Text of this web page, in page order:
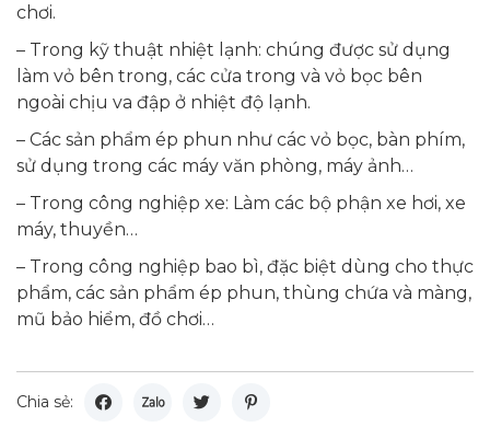
chơi.
– Trong kỹ thuật nhiệt lạnh: chúng được sử dụng
làm vỏ bên trong, các cửa trong và vỏ bọc bên
ngoài chịu va đập ở nhiệt độ lạnh.
– Các sản phẩm ép phun như các vỏ bọc, bàn phím,
sử dụng trong các máy văn phòng, máy ảnh…
– Trong công nghiệp xe: Làm các bộ phận xe hơi, xe
máy, thuyền…
– Trong công nghiệp bao bì, đặc biệt dùng cho thực
phẩm, các sản phẩm ép phun, thùng chứa và màng,
mũ bảo hiểm, đồ chơi…
Chia sẻ: